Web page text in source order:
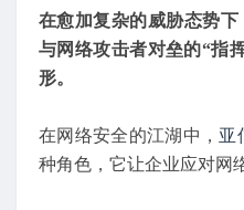
在愈加复杂的威胁态势下
与网络攻击者对垒的“指
形。
在网络安全的江湖中， 亚
种角色，它让企业应对网